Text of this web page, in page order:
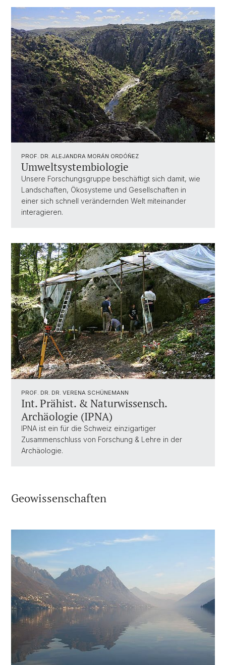
PROF. DR. ALEJANDRA MORÁN ORDÓÑEZ
Umweltsystembiologie
Unsere Forschungsgruppe beschäftigt sich damit, wie
Landschaften, Ökosysteme und Gesellschaften in
einer sich schnell verändernden Welt miteinander
interagieren.
PROF. DR. DR. VERENA SCHÜNEMANN
Int. Prähist. & Naturwissensch.
Archäologie (IPNA)
IPNA ist ein für die Schweiz einzigartiger
Zusammenschluss von Forschung & Lehre in der
Archäologie.
Geowissenschaften